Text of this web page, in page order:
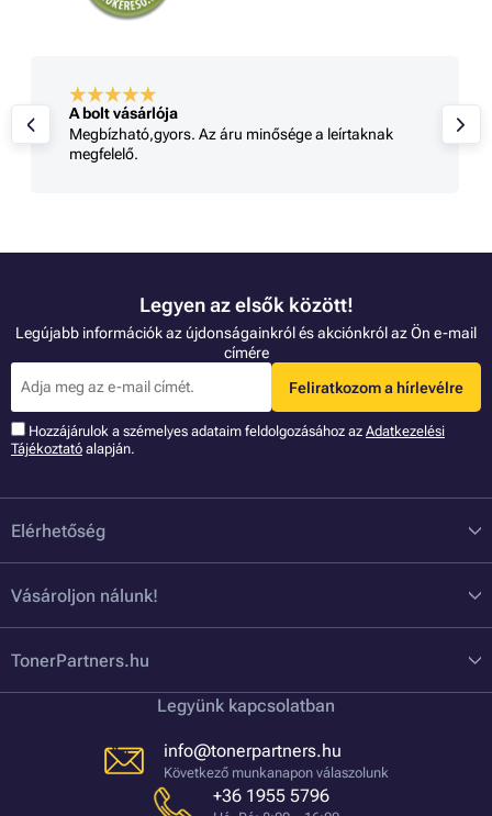
A bolt vásárlója
Megbízható,gyors. Az áru minősége a leírtaknak
megfelelő.
Legyen az elsők között!
Legújabb információk az újdonságainkról és akciónkról az Ön e-mail
címére
Feliratkozom a hírlevélre
Hozzájárulok a szémelyes adataim feldolgozásához az Adatkezelési
Tájékoztató alapján.
Elérhetőség
Vásároljon nálunk!
TonerPartners.hu
Legyünk kapcsolatban
info@tonerpartners.hu
Következő munkanapon válaszolunk
+36 1955 5796